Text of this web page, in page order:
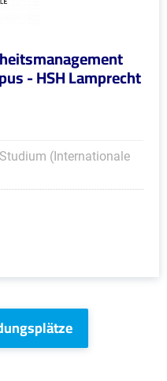
- HSH Lamprecht
(Internationale